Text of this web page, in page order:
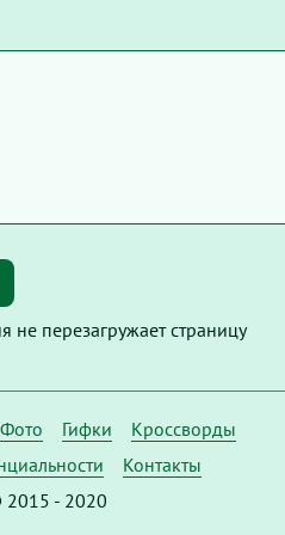
не перезагружает страницу
Фото Гифки
Кроссворды
Контакты
2015 - 2020